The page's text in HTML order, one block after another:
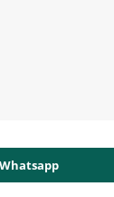
Whatsapp